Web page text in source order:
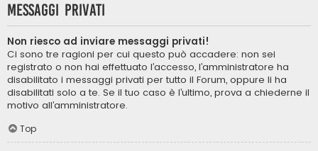
Messaggi privati
Non riesco ad inviare messaggi privati!
Ci sono tre ragioni per cui questo può accadere: non sei
registrato o non hai effettuato l’accesso, l’amministratore ha
disabilitato i messaggi privati per tutto il Forum, oppure li ha
disabilitati solo a te. Se il tuo caso è l’ultimo, prova a chiederne il
motivo all’amministratore.
Top